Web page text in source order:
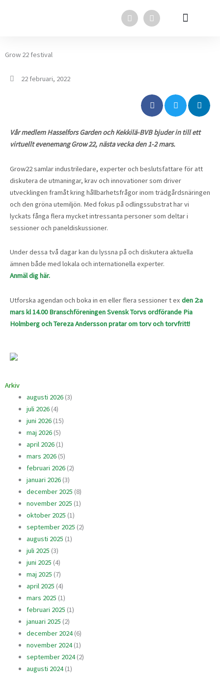
F
a
c
L
i
n
Grow 22 festival
22 februari, 2022
Vår medlem Hasselfors Garden och Kekkilä-BVB bjuder in till ett
virtuellt evenemang Grow 22, nästa vecka den 1-2 mars.
Grow22 samlar industriledare, experter och beslutsfattare för att
diskutera de utmaningar, krav och innovationer som driver
utvecklingen framåt kring hållbarhetsfrågor inom trädgårdsnäringen
och den gröna utemiljön. Med fokus på odlingssubstrat har vi
lyckats fånga flera mycket intressanta personer som deltar i
sessioner och paneldiskussioner.
Under dessa två dagar kan du lyssna på och diskutera aktuella
ämnen både med lokala och internationella experter.
Anmäl dig här.
Utforska agendan och boka in en eller flera sessioner t ex den 2:a
mars kl 14.00 Branschföreningen Svensk Torvs ordförande Pia
Holmberg och Tereza Andersson pratar om torv och torvfritt!
Arkiv
augusti 2026(3)
juli 2026(4)
juni 2026(15)
maj 2026(5)
april 2026(1)
mars 2026(5)
februari 2026(2)
januari 2026(3)
december 2025 (8)
november 2025 (1)
oktober 2025 (1)
september 2025 (2)
augusti 2025 (1)
juli 2025 (3)
juni 2025 (4)
maj 2025 (7)
april 2025 (4)
mars 2025 (1)
februari 2025 (1)
januari 2025 (2)
december 2024(6)
november 2024(1)
september 2024(2)
augusti 2024(1)